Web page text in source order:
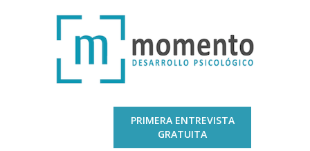
PRIMERA ENTREVISTA
GRATUITA